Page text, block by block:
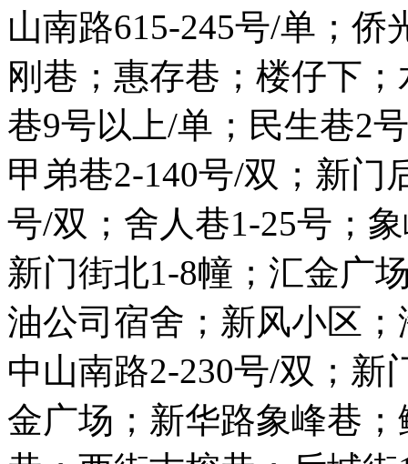
山南路615-245号/单；
刚巷；惠存巷；楼仔下
巷9号以上/单；民生巷2
甲弟巷2-140号/双；新门
号/双；舍人巷1-25号；
新门街北1-8幢；汇金广
油公司宿舍；新风小区
中山南路2-230号/双；新
金广场；新华路象峰巷